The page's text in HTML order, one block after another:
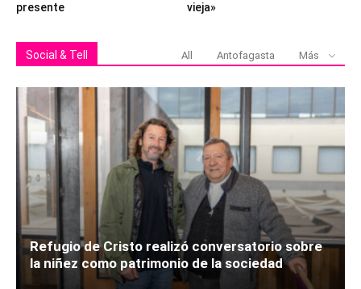
presente
vieja»
Social & Tell All Antofagasta Más
Refugio de Cristo realizó conversatorio sobre
la niñez como patrimonio de la sociedad